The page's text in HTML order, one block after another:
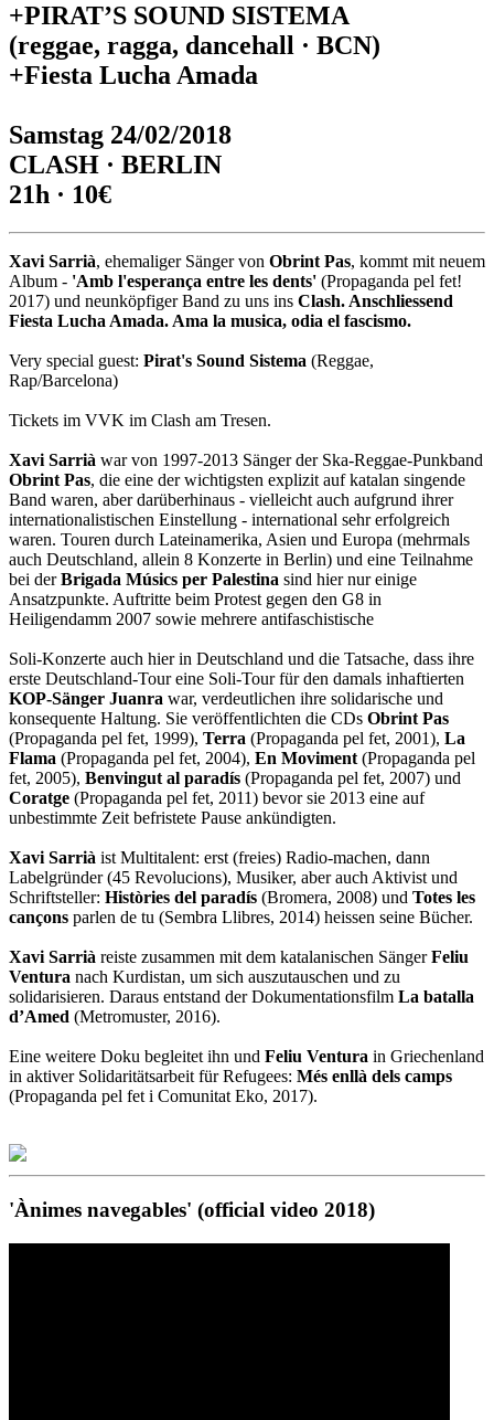
+PIRAT’S SOUND SISTEMA
(reggae, ragga, dancehall · BCN)
+Fiesta Lucha Amada
Samstag 24/02/2018
CLASH · BERLIN
21h · 10€
Xavi Sarrià, ehemaliger Sänger von Obrint Pas, kommt mit neuem
Album - 'Amb l'esperança entre les dents' (Propaganda pel fet!
2017) und neunköpfiger Band zu uns ins Clash. Anschliessend
Fiesta Lucha Amada. Ama la musica, odia el fascismo.
Very special guest: Pirat's Sound Sistema (Reggae,
Rap/Barcelona)
Tickets im VVK im Clash am Tresen.
Xavi Sarrià war von 1997-2013 Sänger der Ska-Reggae-Punkband
Obrint Pas, die eine der wichtigsten explizit auf katalan singende
Band waren, aber darüberhinaus - vielleicht auch aufgrund ihrer
internationalistischen Einstellung - international sehr erfolgreich
waren. Touren durch Lateinamerika, Asien und Europa (mehrmals
auch Deutschland, allein 8 Konzerte in Berlin) und eine Teilnahme
bei derBrigada Músics per Palestina sind hier nur einige
Ansatzpunkte. Auftritte beim Protest gegen den G8 in
Heiligendamm 2007 sowie mehrere antifaschistische
Soli-Konzerte auch hier in Deutschland und die Tatsache, dass ihre
erste Deutschland-Tour eine Soli-Tour für den damals inhaftierten
KOP-Sänger Juanra war, verdeutlichen ihre solidarische und
konsequente Haltung. Sie veröffentlichten die CDs Obrint Pas
(Propaganda pel fet, 1999), Terra (Propaganda pel fet, 2001), La
Flama (Propaganda pel fet, 2004), En Moviment (Propaganda pel
fet, 2005), Benvingut al paradís (Propaganda pel fet, 2007) und
Coratge (Propaganda pel fet, 2011) bevor sie 2013 eine auf
unbestimmte Zeit befristete Pause ankündigten.
Xavi Sarrià ist Multitalent: erst (freies) Radio-machen, dann
Labelgründer (45 Revolucions), Musiker, aber auch Aktivist und
Schriftsteller: Històries del paradís (Bromera, 2008) und Totes les
cançons parlen de tu (Sembra Llibres, 2014) heissen seine Bücher.
Xavi Sarrià reiste zusammen mit dem katalanischen SängerFeliu
Ventura nach Kurdistan, um sich auszutauschen und zu
solidarisieren. Daraus entstand der Dokumentationsfilm La batalla
d’Amed (Metromuster, 2016).
Eine weitere Doku begleitet ihn und Feliu Ventura in Griechenland
in aktiver Solidaritätsarbeit für Refugees: Més enllà dels camps
(Propaganda pel fet i Comunitat Eko, 2017).
'Ànimes navegables' (official video 2018)